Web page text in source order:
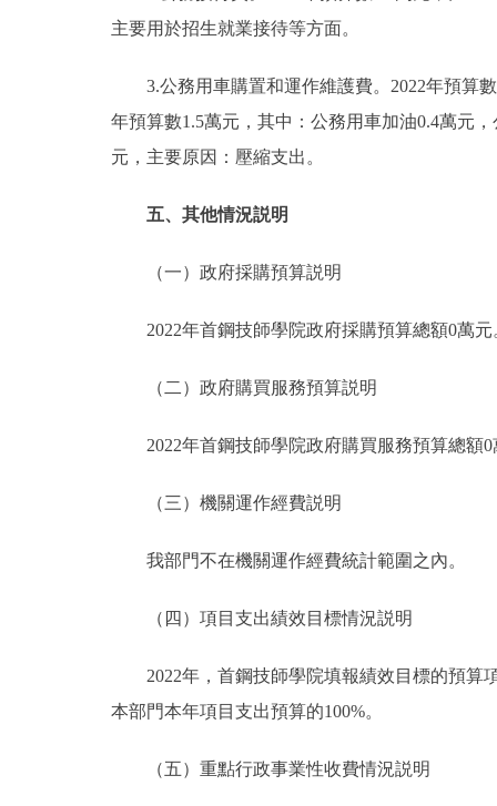
主要用於招生就業接待等方面。
3.公務用車購置和運作維護費。2022年預算數
年預算數1.5萬元，其中：公務用車加油0.4萬元
元，主要原因：壓縮支出。
五、其他情況説明
（一）政府採購預算説明
2022年首鋼技師學院政府採購預算總額0萬元
（二）政府購買服務預算説明
2022年首鋼技師學院政府購買服務預算總額0
（三）機關運作經費説明
我部門不在機關運作經費統計範圍之內。
（四）項目支出績效目標情況説明
2022年，首鋼技師學院填報績效目標的預算項
本部門本年項目支出預算的100%。
（五）重點行政事業性收費情況説明